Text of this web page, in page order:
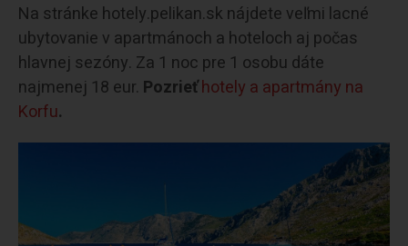
Na stránke hotely.pelikan.sk nájdete veľmi lacné
ubytovanie v apartmánoch a hoteloch aj počas
hlavnej sezóny. Za 1 noc pre 1 osobu dáte
najmenej 18 eur. Pozrieťhotely a apartmány na
Korfu.